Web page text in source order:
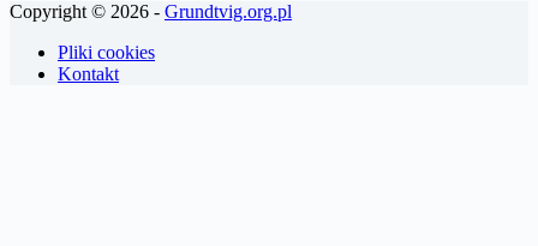
Copyright © 2026 - Grundtvig.org.pl
Pliki cookies
Kontakt